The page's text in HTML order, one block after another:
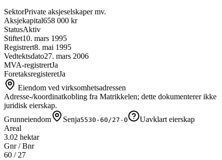
SektorPrivate aksjeselskaper mv.
Aksjekapital658 000 kr
StatusAktiv
Stiftet10. mars 1995
Registrert8. mai 1995
Vedtektsdato27. mars 2006
MVA-registrertJa
ForetaksregisteretJa
Eiendom ved virksomhetsadressen
Adresse-/koordinatkobling fra Matrikkelen; dette dokumenterer ikke
juridisk eierskap.
Grunneiendom
Senja5530-60/27-0
Uavklart eierskap
Areal
3.02 hektar
Gnr / Bnr
60 /27